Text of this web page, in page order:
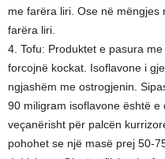
me farëra liri. Ose në
farëra liri.
4. Tofu: Produktet e pasura
forcojnë kockat. Isoflavone i
ngjashëm me ostrogjenin.
90 miligram isoflavone është
veçanërisht për palcën
pohohet se një masë prej 50-